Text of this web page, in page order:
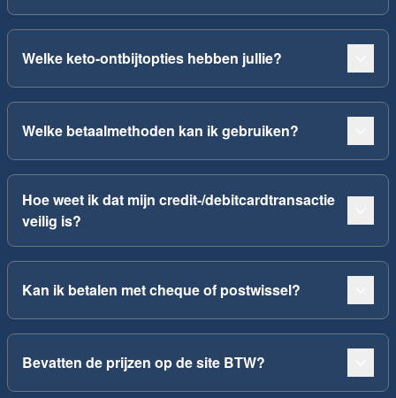
Welke keto-ontbijtopties hebben jullie?
Welke betaalmethoden kan ik gebruiken?
Hoe weet ik dat mijn credit-/debitcardtransactie
veilig is?
Kan ik betalen met cheque of postwissel?
Bevatten de prijzen op de site BTW?